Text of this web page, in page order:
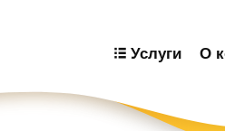
Услуги О